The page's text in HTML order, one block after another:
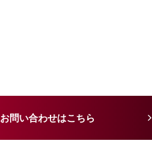
お問い合わせはこちら